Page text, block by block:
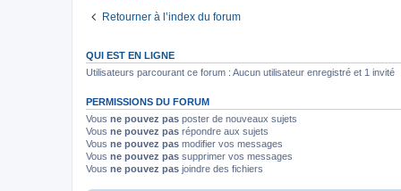
Retourner à l’index du forum
QUI EST EN LIGNE
Utilisateurs parcourant ce forum : Aucun utilisateur enregistré et 1 invité
PERMISSIONS DU FORUM
Vous ne pouvez pas poster de nouveaux sujets
Vous ne pouvez pas répondre aux sujets
Vous ne pouvez pas modifier vos messages
Vous ne pouvez pas supprimer vos messages
Vous ne pouvez pas joindre des fichiers